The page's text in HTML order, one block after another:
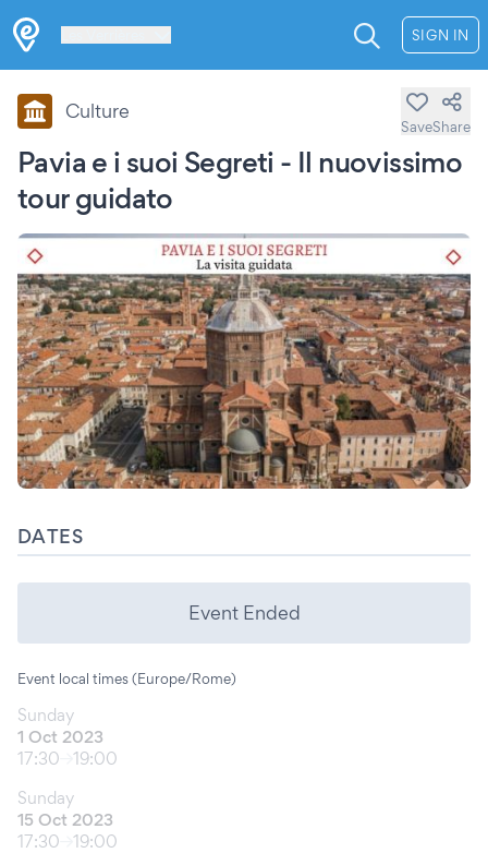
SIGN IN
Pavia e i suoi Segreti - Il nuovissimo
tour guidato
Culture
SaveShare
DATES
Event Ended
Event local times (Europe/Rome)
Sunday
1 Oct 2023
17:30
19:00
Sunday
15 Oct 2023
17:30
19:00